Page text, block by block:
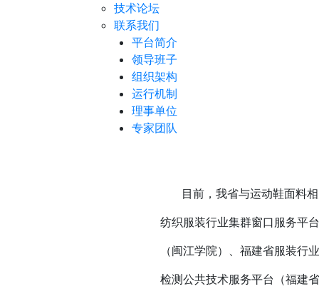
技术论坛
联系我们
平台简介
领导班子
组织架构
运行机制
理事单位
专家团队
目前，我省与运动鞋面料相
纺织服装行业集群窗口服务平
（闽江学院）、福建省服装行
检测公共技术服务平台（福建